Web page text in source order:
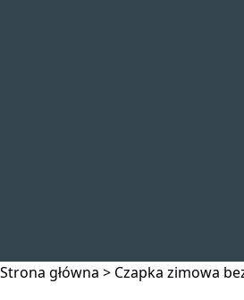
Strona główna > Czapka zimowa